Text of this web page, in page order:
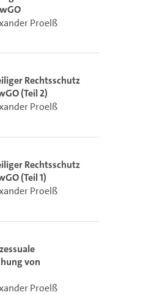
Proelß
Rechtsschutz
(Teil 2)
Proelß
Rechtsschutz
(Teil 1)
Proelß
von
Proelß